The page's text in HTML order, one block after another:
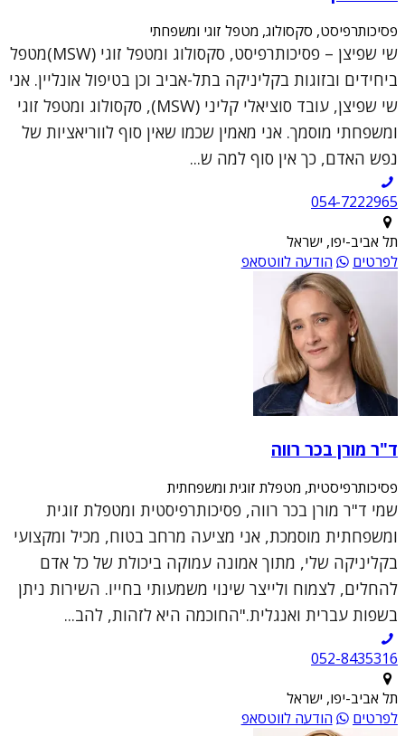
פסיכותרפיסט, סקסולוג, מטפל זוגי ומשפחתי
שי שפיצן – פסיכותרפיסט, סקסולוג ומטפל זוגי (MSW)מטפל
ביחידים ובזוגות בקליניקה בתל-אביב וכן בטיפול אונליין. אני
שי שפיצן, עובד סוציאלי קליני (MSW), סקסולוג ומטפל זוגי
ומשפחתי מוסמך. אני מאמין שכמו שאין סוף לווריאציות של
נפש האדם, כך אין סוף למה ש...
054-7222965
תל אביב-יפו, ישראל
לפרטים
הודעה לווטסאפ
ד"ר מורן בכר רווה
פסיכותרפיסטית, מטפלת זוגית ומשפחתית
שמי ד"ר מורן בכר רווה, פסיכותרפיסטית ומטפלת זוגית
ומשפחתית מוסמכת, אני מציעה מרחב בטוח, מכיל ומקצועי
בקליניקה שלי, מתוך אמונה עמוקה ביכולת של כל אדם
להחלים, לצמוח ולייצר שינוי משמעותי בחייו. השירות ניתן
בשפות עברית ואנגלית."החוכמה היא לזהות, להב...
052-8435316
תל אביב-יפו, ישראל
לפרטים
הודעה לווטסאפ